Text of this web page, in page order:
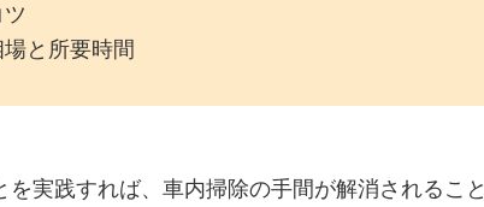
と所要時間
実践すれば、車内掃除の手間が解消されること